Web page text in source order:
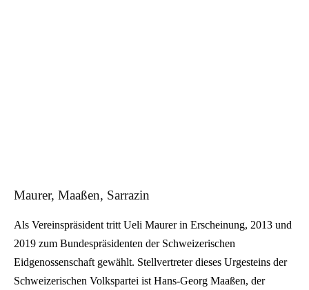
Maurer, Maaßen, Sarrazin
Als Vereinspräsident tritt Ueli Maurer in Erscheinung, 2013 und
2019 zum Bundespräsidenten der Schweizerischen
Eidgenossenschaft gewählt. Stellvertreter dieses Urgesteins der
Schweizerischen Volkspartei ist Hans-Georg Maaßen, der